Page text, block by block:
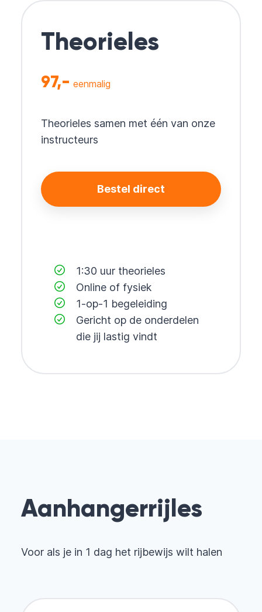
Theorieles
97,- eenmalig
Theorieles samen met één van onze
instructeurs
Bestel direct
1:30 uur theorieles
Online of fysiek
1-op-1 begeleiding
Gericht op de onderdelen
die jij lastig vindt
Aanhangerrijles
Voor als je in 1 dag het rijbewijs wilt halen